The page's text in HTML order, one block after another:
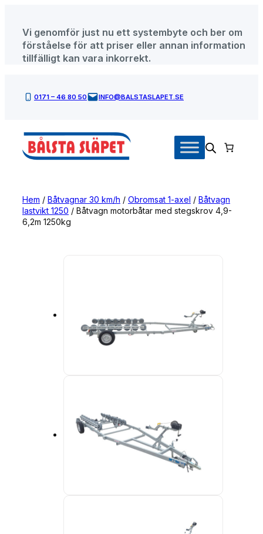
innehåll
Vi genomför just nu ett systembyte och ber om
förståelse för att priser eller annan information
tillfälligt kan vara inkorrekt.
0171 – 46 80 50 INFO@BALSTASLAPET.SE
Hem / Båtvagnar 30 km/h / Obromsat 1-axel / Båtvagn
lastvikt 1250 / Båtvagn motorbåtar med stegskrov 4,9-
6,2m 1250kg